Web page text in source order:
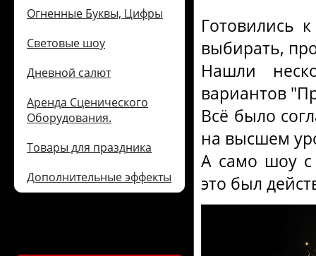
Огненные Буквы, Цифры
Световые шоу
Дневной салют
Аренда Сценического
Оборудования.
Товары для праздника
Дополнительные эффекты
Готовились
выбирать,
Нашли
вариантов
Всё было
на высшем
А само шоу
это был